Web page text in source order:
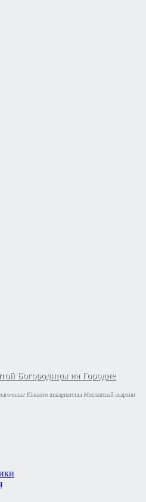
Богородицы на Городне
Южного викариатства Московской епархии